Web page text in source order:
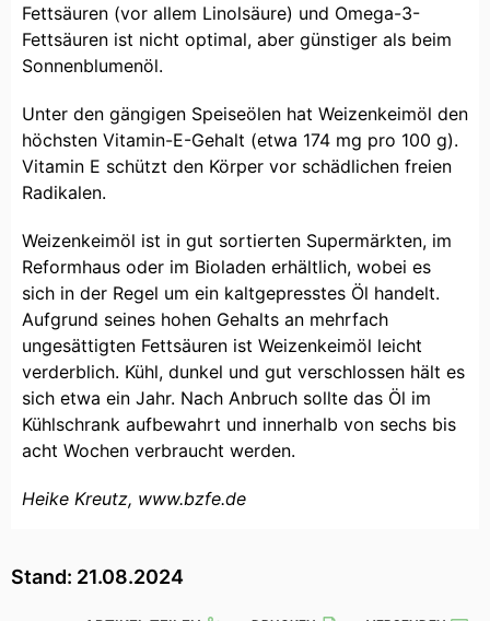
Fettsäuren (vor allem Linolsäure) und Omega-3-
Fettsäuren ist nicht optimal, aber günstiger als beim
Sonnenblumenöl.
Unter den gängigen Speiseölen hat Weizenkeimöl den
höchsten Vitamin-E-Gehalt (etwa 174 mg pro 100 g).
Vitamin E schützt den Körper vor schädlichen freien
Radikalen.
Weizenkeimöl ist in gut sortierten Supermärkten, im
Reformhaus oder im Bioladen erhältlich, wobei es
sich in der Regel um ein kaltgepresstes Öl handelt.
Aufgrund seines hohen Gehalts an mehrfach
ungesättigten Fettsäuren ist Weizenkeimöl leicht
verderblich. Kühl, dunkel und gut verschlossen hält es
sich etwa ein Jahr. Nach Anbruch sollte das Öl im
Kühlschrank aufbewahrt und innerhalb von sechs bis
acht Wochen verbraucht werden.
Heike Kreutz, www.bzfe.de
Stand: 21.08.2024